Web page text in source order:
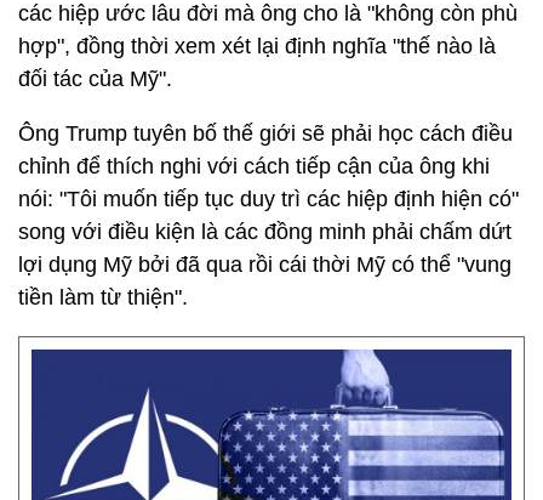
các hiệp ước lâu đời mà ông cho là "không còn phù
hợp", đồng thời xem xét lại định nghĩa "thế nào là
đối tác của Mỹ".
Ông Trump tuyên bố thế giới sẽ phải học cách điều
chỉnh để thích nghi với cách tiếp cận của ông khi
nói: "Tôi muốn tiếp tục duy trì các hiệp định hiện có"
song với điều kiện là các đồng minh phải chấm dứt
lợi dụng Mỹ bởi đã qua rồi cái thời Mỹ có thể "vung
tiền làm từ thiện".